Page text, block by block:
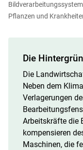
Pflanzen und
Die
Die
Neben dem
Verlagerungen
Arbeitskräfte die
kompensieren
Maschinen, die